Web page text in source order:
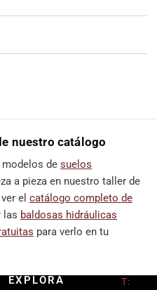
nuestro catálogo
modelos de suelos
a pieza en nuestro taller de
el catálogo completo de
las baldosas hidráulicas
para verlo en tu
EXPLORA
T: